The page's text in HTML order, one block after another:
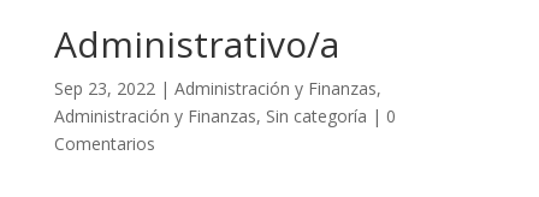
Administrativo/a
Sep 23, 2022| Administración y Finanzas,
Administración y Finanzas, Sin categoría | 0
Comentarios